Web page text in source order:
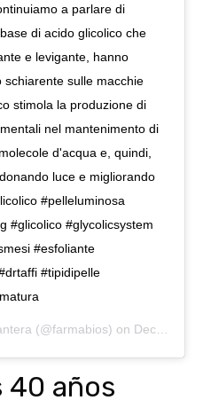
a parlare di
di acido glicolico che
e levigante, hanno
sulle macchie
stimola la produzione di
nel mantenimento di
d'acqua e, quindi,
luce e migliorando
#pelleluminosa
#glicolico #glycolicsystem
#esfoliante
#tipidipelle
(@farmabios) on Dec 28, 2019 at 12:18pm PST
40 años